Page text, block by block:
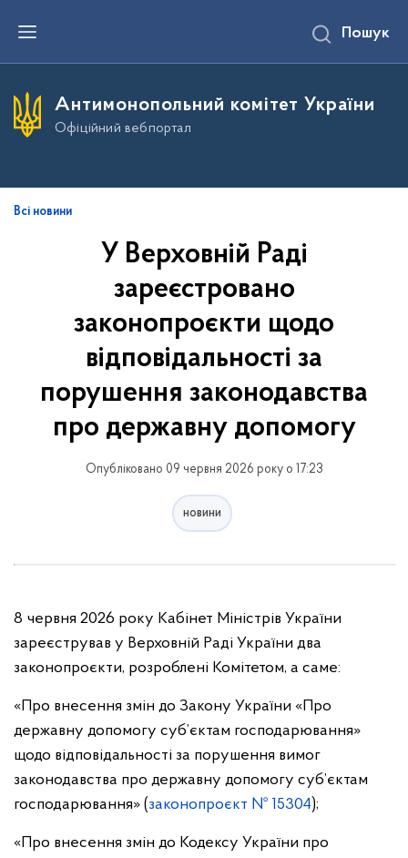
е
и
д
в
Пошук
Антимонопольний комітет України
Офіційний вебпортал
Всі новини
У Верховній Раді
зареєстровано
законопроєкти щодо
відповідальності за
порушення законодавства
про державну допомогу
Опубліковано 09 червня 2026 року о 17:23
новини
8 червня 2026 року Кабінет Міністрів України
зареєстрував у Верховній Раді України два
законопроєкти, розроблені Комітетом, а саме:
«Про внесення змін до Закону України «Про
державну допомогу суб’єктам господарювання»
щодо відповідальності за порушення вимог
законодавства про державну допомогу суб’єктам
господарювання» (законопроєкт № 15304);
«Про внесення змін до Кодексу України про